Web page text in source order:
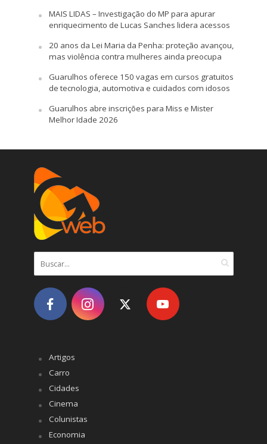
MAIS LIDAS – Investigação do MP para apurar
enriquecimento de Lucas Sanches lidera acessos
20 anos da Lei Maria da Penha: proteção avançou,
mas violência contra mulheres ainda preocupa
Guarulhos oferece 150 vagas em cursos gratuitos
de tecnologia, automotiva e cuidados com idosos
Guarulhos abre inscrições para Miss e Mister
Melhor Idade 2026
Artigos
Carro
Cidades
Cinema
Colunistas
Economia